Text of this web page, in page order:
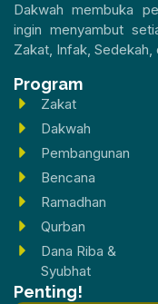
Dakwah membuka
ingin menyambut
Zakat, Infak, Sedekah,
Program
Zakat
Dakwah
Pembangunan
Bencana
Ramadhan
Qurban
Dana Riba &
Syubhat
Penting!